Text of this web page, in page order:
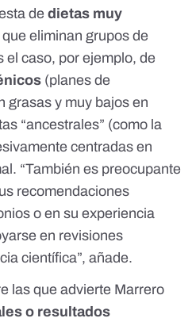
de dietas muy
que eliminan grupos de
el caso, por ejemplo, de
(planes de
grasas y muy bajos en
“ancestrales” (como la
centradas en
“También es preocupante
recomendaciones
o en su experiencia
en revisiones
científica”, añade.
las que advierte Marrero
o resultados